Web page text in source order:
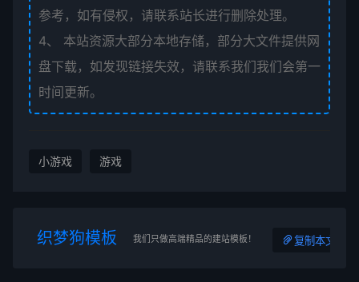
参考，如有侵权，请联系站长进行删除处理。
4、
本站资源大部分本地存储，部分大文件提供网
盘下载，如发现链接失效，请联系我们我们会第一
时间更新。
小游戏 游戏
织梦狗模板 我们只做高端精品的建站模板！ 复制本文链接